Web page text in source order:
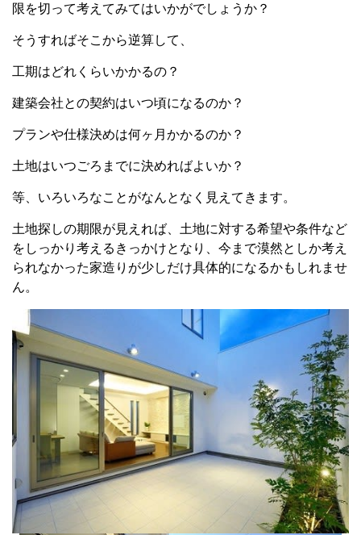
限を切って考えてみてはいかがでしょうか？
そうすればそこから逆算して、
工期はどれくらいかかるの？
建築会社との契約はいつ頃になるのか？
プランや仕様決めは何ヶ月かかるのか？
土地はいつごろまでに決めればよいか？
等、いろいろなことがなんとなく見えてきます。
土地探しの期限が見えれば、土地に対する希望や条件など
をしっかり考えるきっかけとなり、今まで漠然としか考え
られなかった家造りが少しだけ具体的になるかもしれませ
ん。